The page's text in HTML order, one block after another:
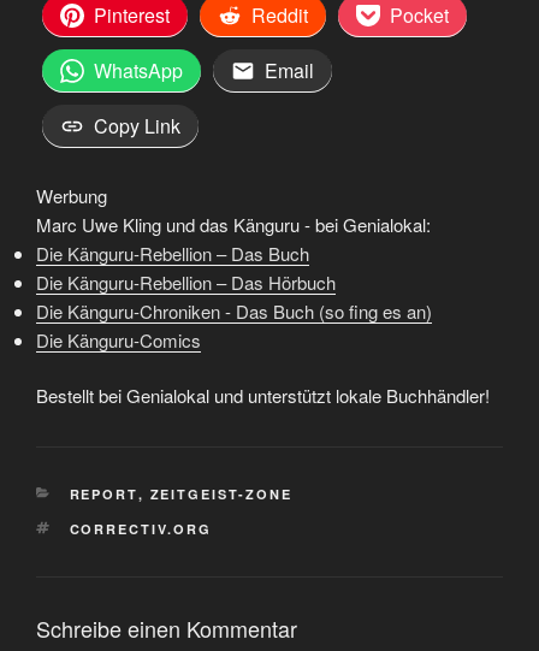
Pinterest
Reddit
Pocket
WhatsApp
Email
Copy Link
Werbung
Marc Uwe Kling und das Känguru - bei Genialokal:
Die Känguru-Rebellion – Das Buch
Die Känguru-Rebellion – Das Hörbuch
Die Känguru-Chroniken - Das Buch (so fing es an)
Die Känguru-Comics
Bestellt bei Genialokal und unterstützt lokale Buchhändler!
KATEGORIEN
REPORT, ZEITGEIST-ZONE
SCHLAGWÖRTER
CORRECTIV.ORG
Schreibe einen Kommentar